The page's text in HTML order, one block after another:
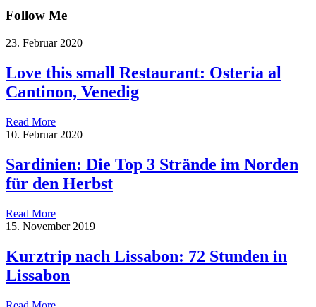
Follow Me
23. Februar 2020
Love this small Restaurant: Osteria al
Cantinon, Venedig
Read More
10. Februar 2020
Sardinien: Die Top 3 Strände im Norden
für den Herbst
Read More
15. November 2019
Kurztrip nach Lissabon: 72 Stunden in
Lissabon